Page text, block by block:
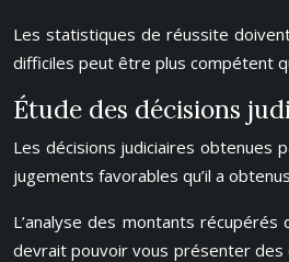
Les statistiques de réussite
difficiles peut être plus compétent
Étude des décisions
Les décisions judiciaires obtenues
jugements favorables qu’il a
L’analyse des montants
devrait pouvoir vous présenter des